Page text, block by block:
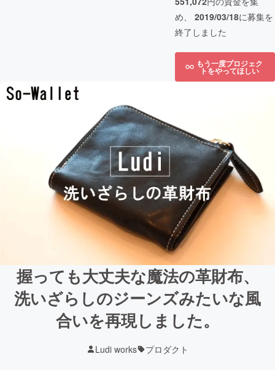
め、 2019/03/18に募集を
終了しました
もう一度プロジェク
トをやってほしい
握っても大丈夫な魔法の革財布、
洗いざらしのジーンズみたいな風
合いを再現しました。
Ludi works プロダクト